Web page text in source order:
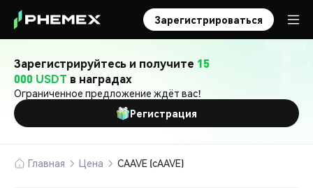
Зарегистрироваться
Зарегистрируйтесь и получите 15
000 USDT в наградах
Ограниченное предложение ждёт вас!
Регистрация
Главная Цена CAAVE (cAAVE)